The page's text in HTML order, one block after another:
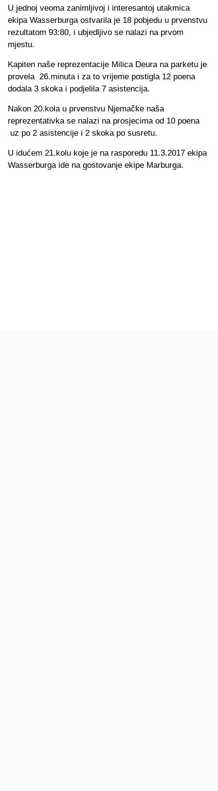
U jednoj veoma zanimljivoj i interesantoj utakmica
ekipa Wasserburga ostvarila je 18 pobjedu u prvenstvu
rezultatom 93:80, i ubjedljivo se nalazi na prvom
mjestu.
Kapiten naše reprezentacije Milica Deura na parketu je
provela 26.minuta i za to vrijeme postigla 12 poena
dodala 3 skoka i podjelila 7 asistencija.
Nakon 20.kola u prvenstvu Njemačke naša
reprezentativka se nalazi na prosjecima od 10 poena
uz po 2 asistencije i 2 skoka po susretu.
U idućem 21.kolu koje je na rasporedu 11.3.2017 ekipa
Wasserburga ide na gostovanje ekipe Marburga.